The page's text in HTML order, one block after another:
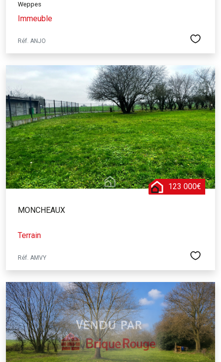
Weppes
Immeuble
Réf. ANJO
123 000€
MONCHEAUX
Terrain
Réf. AMVY